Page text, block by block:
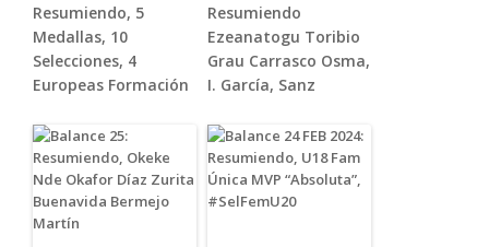
Resumiendo, 5
Medallas, 10
Selecciones, 4
Europeas Formación
Resumiendo
Ezeanatogu Toribio
Grau Carrasco Osma,
I. García, Sanz